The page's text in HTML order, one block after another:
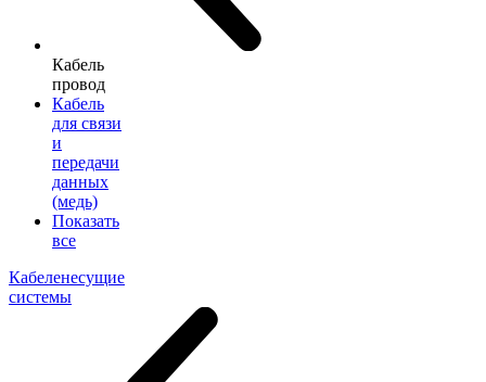
Кабель
провод
Кабель
для связи
и
передачи
данных
(медь)
Показать
все
Кабеленесущие
системы